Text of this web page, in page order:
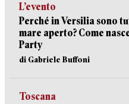
L’evento
Perché in Versilia sono
mare aperto? Come
Party
di Gabriele Buffoni
Toscana